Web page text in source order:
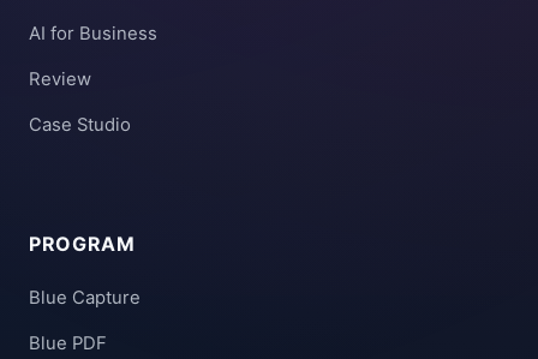
AI for Business
Review
Case Studio
PROGRAM
Blue Capture
Blue PDF